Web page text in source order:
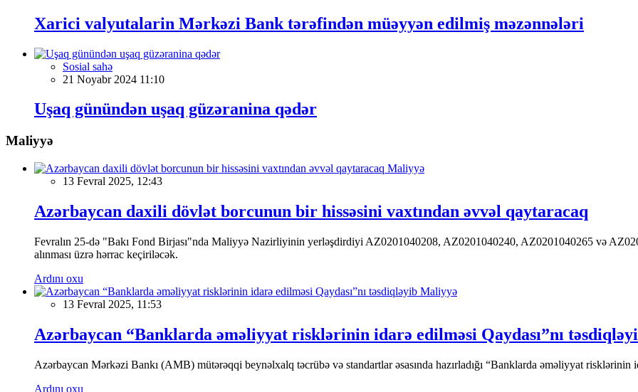
Xarici valyutalarin Mərkəzi Bank tərəfindən müəyyən edilmiş məzənnələri
Sosial sahə
21 Noyabr 2024 11:10
Uşaq günündən uşaq güzəranina qədər
Maliyyə
Maliyyə
13 Fevral 2025, 12:43
Azərbaycan daxili dövlət borcunun bir hissəsini vaxtından əvvəl qaytaracaq
Fevralın 25-də "Bakı Fond Birjası"nda Maliyyə Nazirliyinin yerləşdirdiyi AZ0201040208, AZ0201040240, AZ0201040265 və
alınması üzrə hərrac keçiriləcək.
Ardını oxu
Maliyyə
13 Fevral 2025, 11:53
Azərbaycan “Banklarda əməliyyat risklərinin idarə edilməsi Qaydası”nı
Azərbaycan Mərkəzi Bankı (AMB) mütərəqqi beynəlxalq təcrübə və standartlar əsasında hazırladığı “Banklarda əməliyyat risklərinin
Ardını oxu